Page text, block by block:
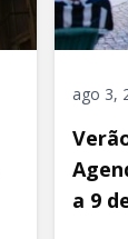
ago 3,
a 9